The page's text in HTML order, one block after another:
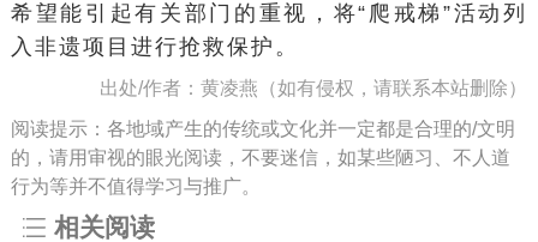
希望能引起有关部门的重视，将“爬戒梯”活动列
入非遗项目进行抢救保护。
出处/作者：黄凌燕（如有侵权，请联系本站删除）
阅读提示：各地域产生的传统或文化并一定都是合理的/文明
的，请用审视的眼光阅读，不要迷信，如某些陋习、不人道
行为等并不值得学习与推广。
相关阅读